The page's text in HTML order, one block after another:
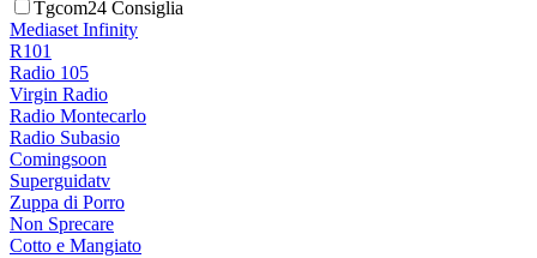
Tgcom24 Consiglia
Mediaset Infinity
R101
Radio 105
Virgin Radio
Radio Montecarlo
Radio Subasio
Comingsoon
Superguidatv
Zuppa di Porro
Non Sprecare
Cotto e Mangiato